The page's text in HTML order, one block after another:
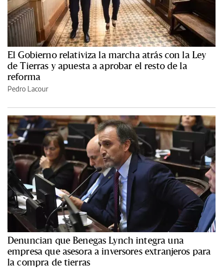
El Gobierno relativiza la marcha atrás con la Ley
de Tierras y apuesta a aprobar el resto de la
reforma
Pedro Lacour
Denuncian que Benegas Lynch integra una
empresa que asesora a inversores extranjeros para
la compra de tierras